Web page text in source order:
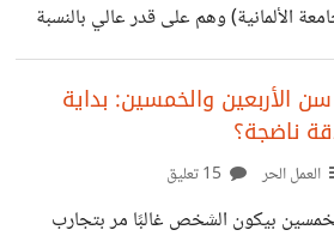
الألمانية) وهم على قدر عالي بالنسبة
والثقافي، هذه الفتاة تقدم لخطبتها رجل
المادي والعائلي وبمساعدة والده
ومؤخرا فتح مشروع صغير يبدأ به حتى
الشاب الطموح لا يملك أي شهادة ولكن
ما يكفيه ليدير أعماله. هل تقبل
الأربعين والخمسين: بداية
ناضجة؟
العمل الحر
بيكون الشخص غالبًا مر بتجارب